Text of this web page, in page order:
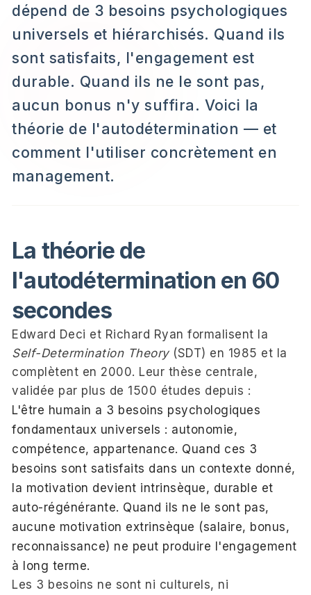
dépend de 3 besoins psychologiques
universels et hiérarchisés. Quand ils
sont satisfaits, l'engagement est
durable. Quand ils ne le sont pas,
aucun bonus n'y suffira. Voici la
théorie de l'autodétermination — et
comment l'utiliser concrètement en
management.
La théorie de
l'autodétermination en 60
secondes
Edward Deci et Richard Ryan formalisent la
Self-Determination Theory(SDT) en 1985 et la
complètent en 2000. Leur thèse centrale,
validée par plus de 1500 études depuis :
L'être humain a 3 besoins psychologiques
fondamentaux universels : autonomie,
compétence, appartenance. Quand ces 3
besoins sont satisfaits dans un contexte donné,
la motivation devient intrinsèque, durable et
auto-régénérante. Quand ils ne le sont pas,
aucune motivation extrinsèque (salaire, bonus,
reconnaissance) ne peut produire l'engagement
à long terme.
Les 3 besoins ne sont ni culturels, ni